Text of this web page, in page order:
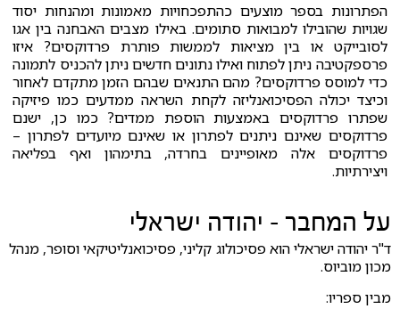
הפתרונות בספר מוצעים כהתפכחויות מאמונות ומהנחות יסוד
שגויות שהובילו למבואות סתומים. באילו מצבים האבחנה בין אגו
לסובייקט או בין מציאות לממשות פותרת פרדוקסים? איזו
פרספקטיבה ניתן לפתוח ואילו נתונים חדשים ניתן להכניס לתמונה
כדי למוסס פרדוקסים? מהם התנאים שבהם הזמן מתקדם לאחור
וכיצד יכולה הפסיכואנליזה לקחת השראה ממדעים כמו פיזיקה
שפתרו פרדוקסים באמצעות הוספת ממדים? כמו כן, ישנם
פרדוקסים שאינם ניתנים לפתרון או שאינם מיועדים לפתרון –
פרדוקסים אלה מאופיינים בחרדה, בתימהון ואף בפליאה
ויצירתיות.
על המחבר - יהודה ישראלי
ד"ר יהודה ישראלי הוא פסיכולוג קליני, פסיכואנליטיקאי וסופר, מנהל
מכון מוביוס.
מבין ספריו: